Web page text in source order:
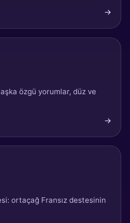
→
özgü yorumlar, düz ve
→
ortaçağ Fransız destesinin